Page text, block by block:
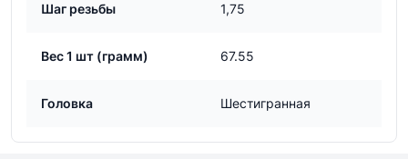
Шаг резьбы 1,75
Вес 1 шт (грамм) 67.55
Головка Шестигранная